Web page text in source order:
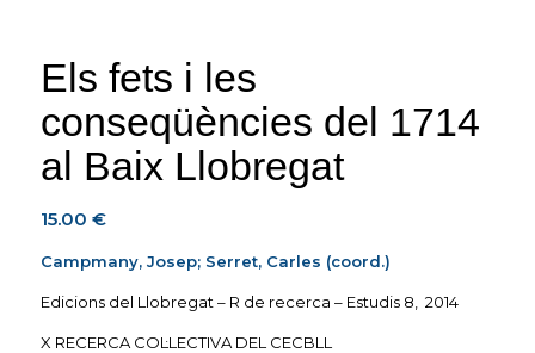
Els fets i les
conseqüències del 1714
al Baix Llobregat
15.00 €
Campmany, Josep; Serret, Carles (coord.)
Edicions del Llobregat – R de recerca – Estudis 8, 2014
X RECERCA COL·LECTIVA DEL CECBLL